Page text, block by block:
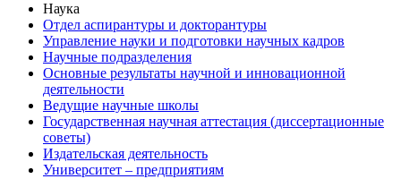
Наука
Отдел аспирантуры и докторантуры
Управление науки и подготовки научных кадров
Научные подразделения
Основные результаты научной и инновационной
деятельности
Ведущие научные школы
Государственная научная аттестация (диссертационные
советы)
Издательская деятельность
Университет – предприятиям